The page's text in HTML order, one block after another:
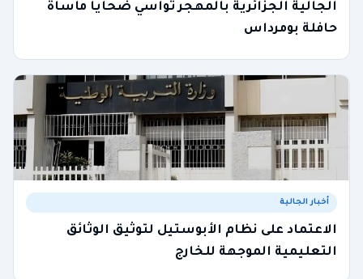
الجالية الجزائرية بالمهجر تُواسي ضحايا مأساة
حافلة بومرداس
أخبار الجالية
الاعتماد على نظام الأبوستيل لتوثيق الوثائق
التعليمية الموجهة للخارج